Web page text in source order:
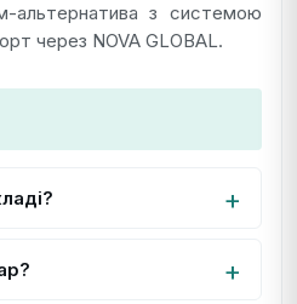
альтернатива з системою
через NOVA GLOBAL.